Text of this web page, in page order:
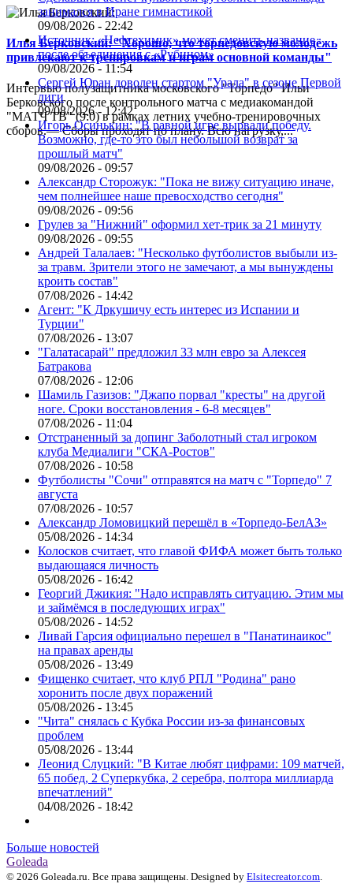
Илья Берковский: "Хорошо, что торпедовскую молодёжь
привлекают к тренировкам и играм основной команды"
Интервью полузащитника московского "Торпедо" Ильи
Берковского после контрольного матча с медиакомандой
"МАТЧ ТВ" (9:0) в рамках летних учебно-тренировочных
сборов.— Сборы проходят по плану. Всю нагрузку,...
занимался в Иране гимнастикой
09/08/2026 - 22:42
Источник: «Нефтехимик» может сменить название
после объединения с «Рубином»
09/08/2026 - 11:54
Сергей Юран доволен стартом "Урала" в сезоне Первой
лиги
09/08/2026 - 12:42
Игорь Осинькин: "В равной игре вырвали победу.
Возможно, где-то это был небольшой возврат за
прошлый матч"
09/08/2026 - 09:57
Александр Сторожук: "Пока не вижу ситуацию иначе,
чем полнейшее наше превосходство сегодня"
09/08/2026 - 09:56
Грулев за "Нижний" оформил хет-трик за 21 минуту
09/08/2026 - 09:55
Андрей Талалаев: "Несколько футболистов выбыли из-
за травм. Зрители этого не замечают, а мы вынуждены
кроить состав"
07/08/2026 - 14:42
Агент: "К Дркушичу есть интерес из Испании и
Турции"
07/08/2026 - 13:07
"Галатасарай" предложил 33 млн евро за Алексея
Батракова
07/08/2026 - 12:06
Шамиль Газизов: "Джапо порвал "кресты" на другой
ноге. Сроки восстановления - 6-8 месяцев"
07/08/2026 - 11:04
Отстраненный за допинг Заболотный стал игроком
клуба Медиалиги "СКА-Ростов"
07/08/2026 - 10:58
Футболисты "Сочи" отправятся на матч с "Торпедо" 7
августа
07/08/2026 - 10:57
Александр Ломовицкий перешёл в «Торпедо-БелАЗ»
05/08/2026 - 14:34
Колосков считает, что главой ФИФА может быть только
выдающаяся личность
05/08/2026 - 16:42
Георгий Джикия: "Надо исправлять ситуацию. Этим мы
и займёмся в последующих играх"
05/08/2026 - 14:52
Ливай Гарсия официально перешел в "Панатинаикос"
на правах аренды
05/08/2026 - 13:49
Фищенко считает, что клуб РПЛ "Родина" рано
хоронить после двух поражений
05/08/2026 - 13:45
"Чита" снялась с Кубка России из-за финансовых
проблем
05/08/2026 - 13:44
Леонид Слуцкий: "В Китае любят цифрами: 109 матчей,
65 побед, 2 Суперкубка, 2 серебра, полтора миллиарда
впечатлений"
04/08/2026 - 18:42
Больше новостей
Goleada
© 2026 Goleada.ru. Все права защищены. Designed by Elsitecreator.com